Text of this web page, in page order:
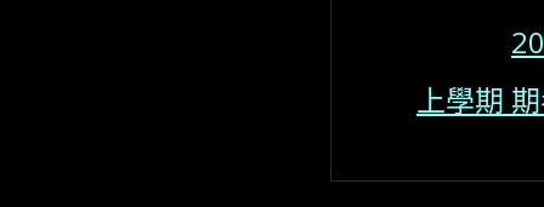
上學期